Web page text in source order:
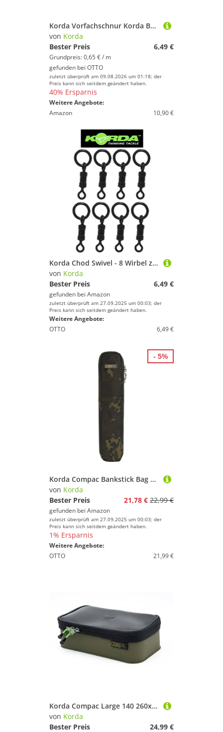
Korda Vorfachschnur Korda Basix Braided Hooklink Camo Green - 10m Vorfachschnur, 18 m Länge, (10-St)
von Korda
Bester Preis
6,49 €
Grundpreis: 0,65 € / m
gefunden bei OTTO
zuletzt überprüft am 09.08.2026 um 01:18; der
Preis kann sich seitdem geändert haben.
40% Ersparnis
Weitere Angebote:
Amazon
10,90 €
Korda Chod Swivel - 8 Wirbel zum Karpfenangeln, Karpfenwirbel ür Karpfenmontagen & Karpfenrigs
von Korda
Bester Preis
6,49 €
gefunden bei Amazon
zuletzt überprüft am 27.09.2025 um 00:03; der
Preis kann sich seitdem geändert haben.
Weitere Angebote:
OTTO
6,49 €
Korda Compac Bankstick Bag Dark Kamo 50x9x9cm - Angeltasche, Transporttasche, Tasche für Banksticks
von Korda
Bester Preis
21,78 € 22,99 €
gefunden bei Amazon
zuletzt überprüft am 27.09.2025 um 00:03; der
Preis kann sich seitdem geändert haben.
1% Ersparnis
Weitere Angebote:
OTTO
21,99 €
- 5%
Korda Compac Large 140 260x140x70mm - Angeltasche, Zubehörtasche, Tasche für Angelzubehör
von Korda
Bester Preis
24,99 €